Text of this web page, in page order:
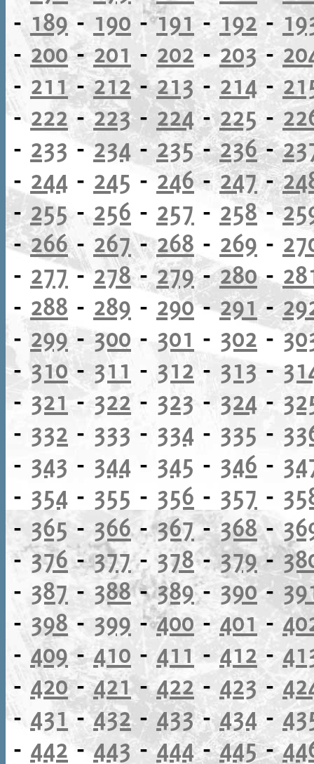
- 189 - 190 -191- 192 -
- 200-201 - 202-203 -
- 211-212-213 - 214 -
- 222 -223-224-225-
- 233 -234 -235-236-
- 244 - 245 - 246-247-
- 255- 256 - 257 - 258-
-266- 267-268 - 269 -
- 277-278-279-280-
- 288 - 289 - 290-291-
- 299 -300 - 301 - 302 -
-310- 311 - 312- 313 -
- 321 - 322 - 323 - 324 -
- 332 - 333 - 334 - 335 -
- 343 - 344 - 345 - 346 -
- 354 - 355 - 356 - 357 -
- 365 - 366-367-368-
-376-377-378- 379-
- 387 - 388-389- 390-
- 398 - 399 -400-401 -
-409-410 - 411-412 -
- 420-421-422 - 423 -
- 431-432-433-434-
- 442 -443 -444-445-